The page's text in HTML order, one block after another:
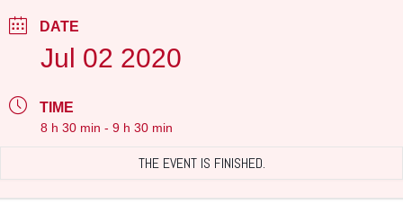
DATE
Jul 02 2020
TIME
8 h 30 min - 9 h 30 min
THE EVENT IS FINISHED.